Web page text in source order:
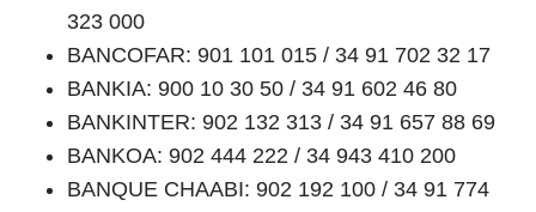
323 000
BANCOFAR: 901 101 015 / 34 91 702 32 17
BANKIA: 900 10 30 50 / 34 91 602 46 80
BANKINTER: 902 132 313 / 34 91 657 88 69
BANKOA: 902 444 222 / 34 943 410 200
BANQUE CHAABI: 902 192 100 / 34 91 774